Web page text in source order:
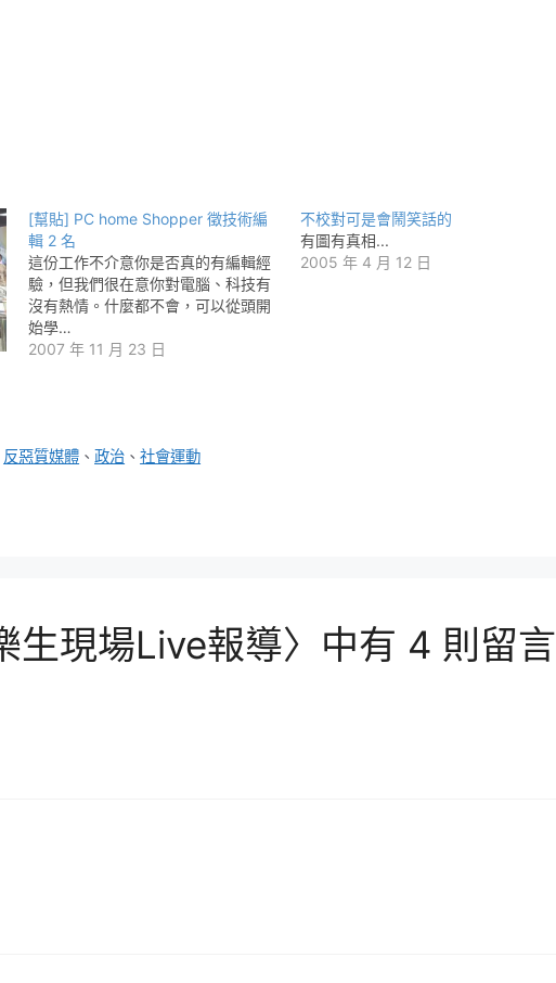
[幫貼] PC home Shopper 徵技術編
輯 2 名
這份工作不介意你是否真的有編輯經
驗，但我們很在意你對電腦、科技有
沒有熱情。什麼都不會，可以從頭開
始學…
2007 年 11 月 23 日
不校對可是會鬧笑話的
有圖有真相...
2005 年 4 月 12 日
反惡質媒體 、政治 、社會運動
生現場Live報導〉中有 4 則留言